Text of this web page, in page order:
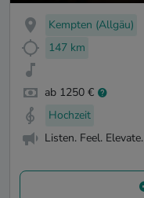
Kempten (Allgäu)
147 km
ab 1250 €
Hochzeit
Listen. Feel. Elevate.